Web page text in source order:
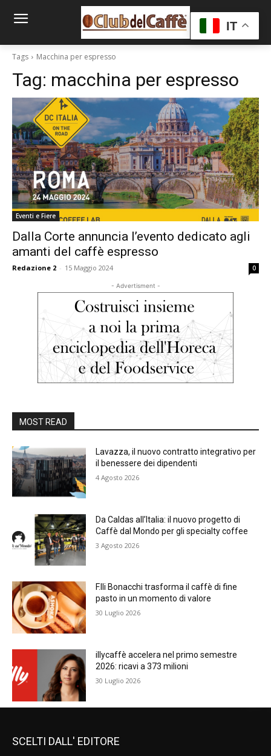
Tags Macchina per espresso
Tag: macchina per espresso
Eventi e Fiere
Dalla Corte annuncia l’evento dedicato agli
amanti del caffè espresso
Redazione 2 - 15 Maggio 2024 0
- Advertisment -
MOST READ
Lavazza, il nuovo contratto integrativo per
il benessere dei dipendenti
4 Agosto 2026
Da Caldas all’Italia: il nuovo progetto di
Caffè dal Mondo per gli specialty coffee
3 Agosto 2026
F.lli Bonacchi trasforma il caffè di fine
pasto in un momento di valore
30 Luglio 2026
illycaffè accelera nel primo semestre
2026: ricavi a 373 milioni
30 Luglio 2026
SCELTI DALL' EDITORE
IT